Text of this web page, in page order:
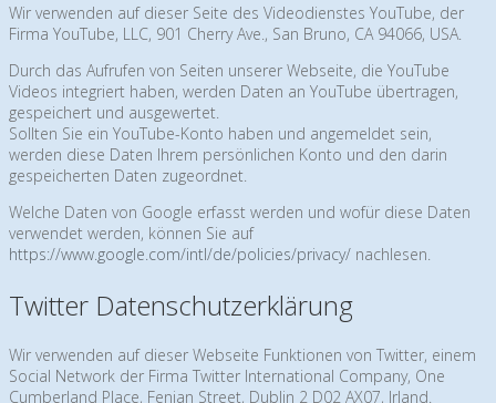
Wir verwenden auf dieser Seite des Videodienstes YouTube, der
Firma YouTube, LLC, 901 Cherry Ave., San Bruno, CA 94066, USA.
Durch das Aufrufen von Seiten unserer Webseite, die YouTube
Videos integriert haben, werden Daten an YouTube übertragen,
gespeichert und ausgewertet.
Sollten Sie ein YouTube-Konto haben und angemeldet sein,
werden diese Daten Ihrem persönlichen Konto und den darin
gespeicherten Daten zugeordnet.
Welche Daten von Google erfasst werden und wofür diese Daten
verwendet werden, können Sie auf
https://www.google.com/intl/de/policies/privacy/ nachlesen.
Twitter Datenschutzerklärung
Wir verwenden auf dieser Webseite Funktionen von Twitter, einem
Social Network der Firma Twitter International Company, One
Cumberland Place, Fenian Street, Dublin 2 D02 AX07, Irland.